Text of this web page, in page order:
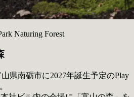
Naturing Forest
県南砺市に2027年誕生予定のPlay